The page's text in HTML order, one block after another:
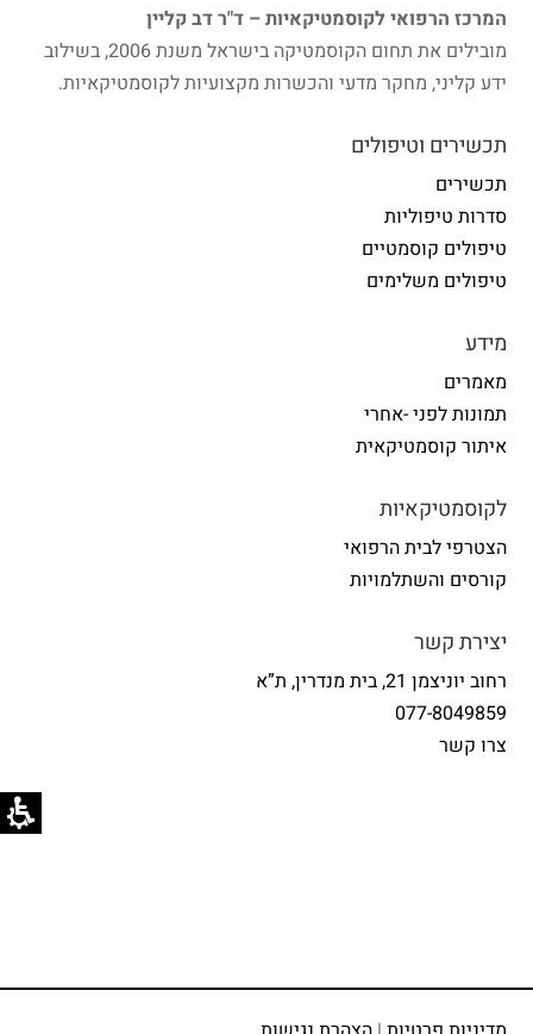
המרכז הרפואי לקוסמטיקאיות – ד"ר דב קליין
מובילים את תחום הקוסמטיקה בישראל משנת 2006, בשילוב
ידע קליני, מחקר מדעי והכשרות מקצועיות לקוסמטיקאיות.
תכשירים וטיפולים
תכשירים
סדרות טיפוליות
טיפולים קוסמטיים
טיפולים משלימים
מידע
מאמרים
תמונות לפני -אחרי
איתור קוסמטיקאית
לקוסמטיקאיות
הצטרפי לבית הרפואי
קורסים והשתלמויות
יצירת קשר
רחוב יוניצמן 21, בית מנדרין, ת”א
077-8049859
צרו קשר